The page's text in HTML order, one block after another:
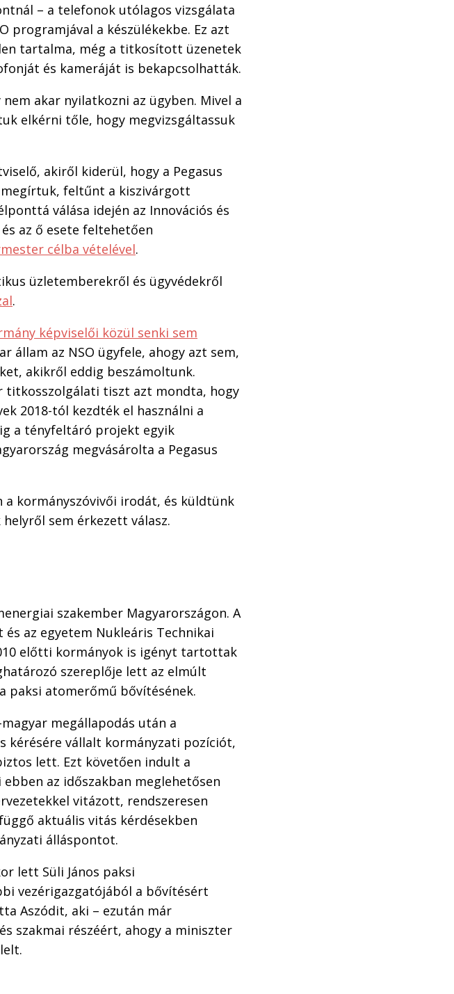
– a telefonok utólagos vizsgálata
programjával a készülékekbe. Ez azt
tartalma, még a titkosított üzenetek
és kameráját is bekapcsolhatták.
akar nyilatkozni az ügyben. Mivel a
elkérni tőle, hogy megvizsgáltassuk
akiről kiderül, hogy a Pegasus
feltűnt a kiszivárgott
válása idején az Innovációs és
az ő esete feltehetően
célba vételével.
üzletemberekről és ügyvédekről
.
képviselői közül senki sem
állam az NSO ügyfele, ahogy azt sem,
akikről eddig beszámoltunk.
titkosszolgálati tiszt azt mondta, hogy
2018-tól kezdték el használni a
a tényfeltáró projekt egyik
megvásárolta a Pegasus
a kormányszóvivői irodát, és küldtünk
sem érkezett válasz.
szakember Magyarországon. A
az egyetem Nukleáris Technikai
előtti kormányok is igényt tartottak
szereplője lett az elmúlt
paksi atomerőmű bővítésének.
megállapodás után a
kérésére vállalt kormányzati pozíciót,
lett. Ezt követően indult a
az időszakban meglehetősen
vitázott, rendszeresen
aktuális vitás kérdésekben
álláspontot.
lett Süli János paksi
vezérigazgatójából a bővítésért
Aszódit, aki – ezután már
szakmai részéért, ahogy a miniszter